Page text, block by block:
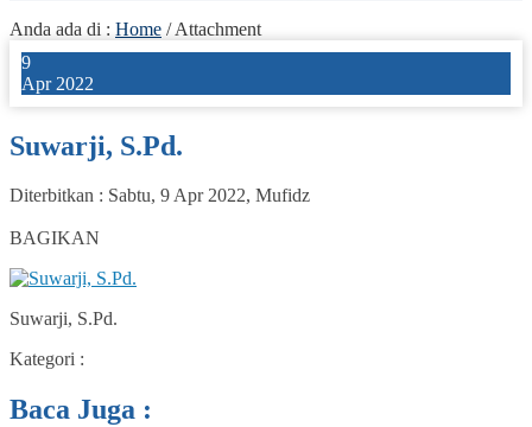
Anda ada di : Home / Attachment
9
Apr 2022
Suwarji, S.Pd.
Diterbitkan : Sabtu, 9 Apr 2022, Mufidz
BAGIKAN
Suwarji, S.Pd.
Kategori :
Baca Juga :